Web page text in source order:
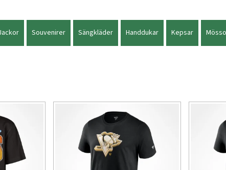
Souvenirer Sängkläder Handdukar Kepsar